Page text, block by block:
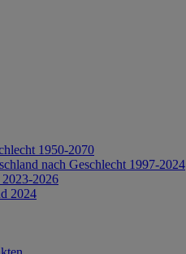
1950-2070
nach Geschlecht 1997-2024
2026
2024